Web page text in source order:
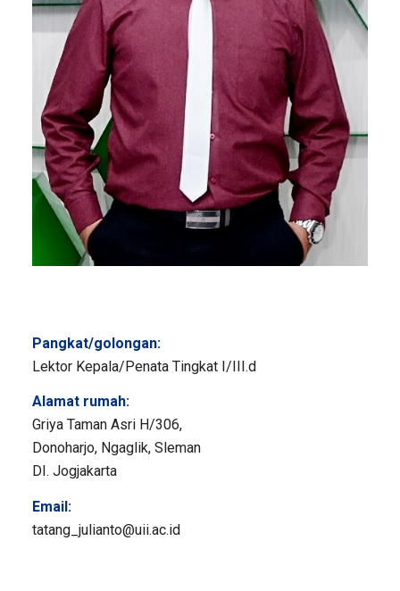
Pangkat/golongan:
Lektor Kepala/Penata Tingkat I/III.d
Alamat rumah:
Griya Taman Asri H/306,
Donoharjo, Ngaglik, Sleman
DI. Jogjakarta
Email:
tatang_julianto@uii.ac.id